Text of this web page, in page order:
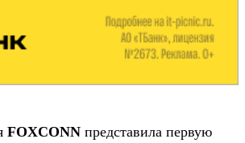
FOXCONN представила первую